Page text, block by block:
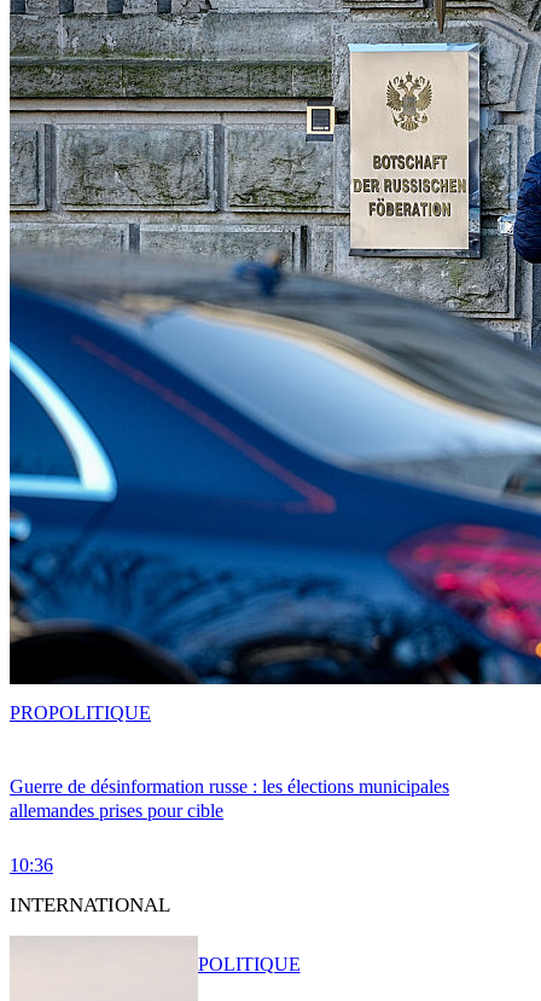
Guerre de désinformation russe : les élections municipales
allemandes prises pour cible
10:36
PROPOLITIQUE
INTERNATIONAL
POLITIQUE